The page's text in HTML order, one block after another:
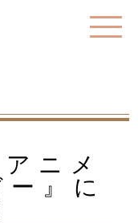
ニメ
』に